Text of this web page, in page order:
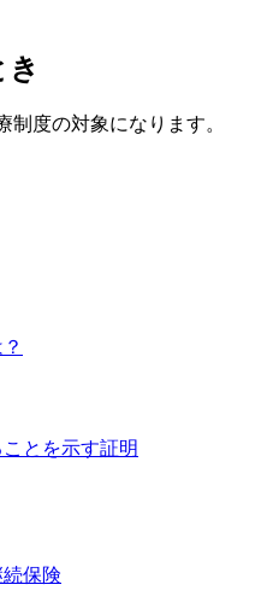
制度の対象になります。
とを示す証明
保険